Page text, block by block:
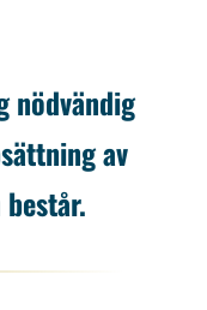
nödvändig
av